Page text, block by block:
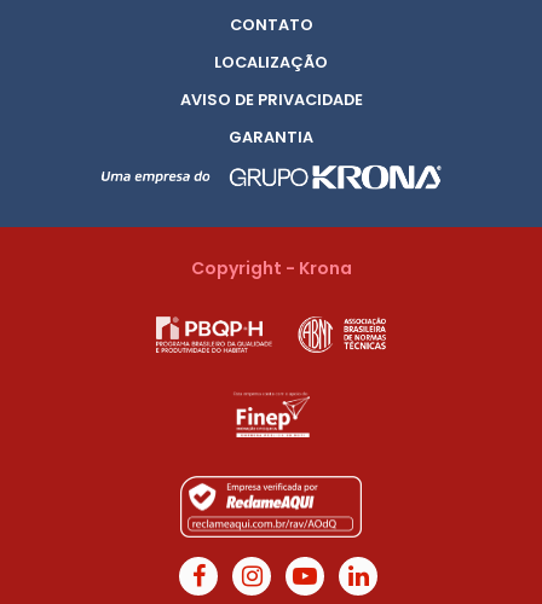
CONTATO
LOCALIZAÇÃO
AVISO DE PRIVACIDADE
GARANTIA
Copyright - Krona